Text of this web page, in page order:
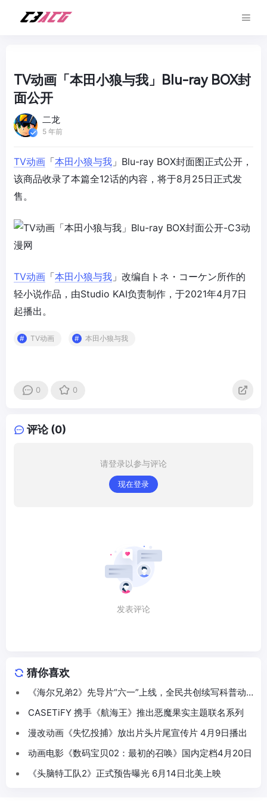
TV动画「本田小狼与我」Blu-ray BOX封
面公开
二龙
5 年前
TV动画 「本田小狼与我 」Blu-ray BOX封面图正式公开，
该商品收录了本篇全12话的内容，将于8月25日正式发
售。
TV动画 「本田小狼与我 」改编自トネ・コーケン所作的
轻小说作品，由Studio KAI负责制作，于2021年4月7日
起播出。
TV动画 本田小狼与我
0 0
评论 (0)
请登录以参与评论
现在登录
发表评论
猜你喜欢
《海尔兄弟2》先导片“六一”上线，全民共创续写科普动
CASETiFY 携手《航海王》推出恶魔果实主题联名系列
漫改动画《失忆投捕》放出片头片尾宣传片 4月9日播出
动画电影《数码宝贝02：最初的召唤》国内定档4月20日
《头脑特工队2》正式预告曝光 6月14日北美上映